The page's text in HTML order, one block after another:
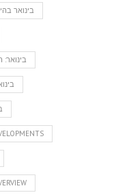
31
31
31